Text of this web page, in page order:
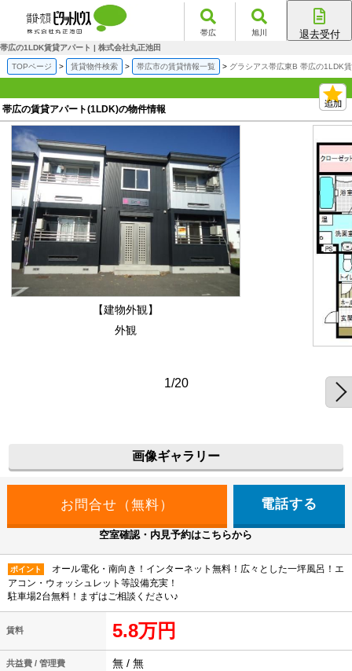
帯広 旭川 退去受付
帯広の1LDK賃貸アパート | 株式会社丸正池田
TOPページ 賃貸物件検索 帯広市の賃貸情報一覧 グラシアス帯広東B 帯広の1LDK
帯広の賃貸アパート(1LDK)の物件情報
【建物外観】
外観
1/20
画像ギャラリー
電話する
空室確認・内見予約はこちらから
ポイント
オール電化・南向き！インターネット無料！広々とした一坪風呂！エ
アコン・ウォッシュレット等設備充実！
駐車場2台無料！まずはご相談ください♪
賃料 5.8万円
共益費 / 管理費 無 / 無